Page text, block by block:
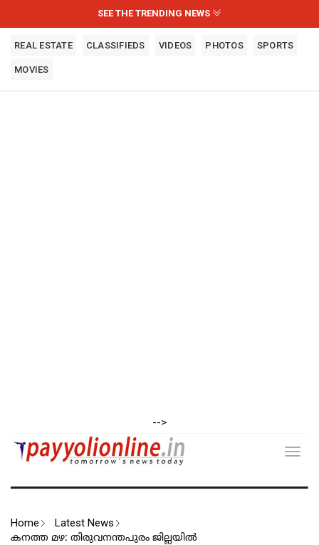
SEE THE TRENDING NEWS
REAL ESTATE CLASSIFIEDS VIDEOS PHOTOS SPORTS
MOVIES
-->
Home Latest News
കനത്ത മഴ: തിരുവനന്തപുരം ജില്ലയിൽ